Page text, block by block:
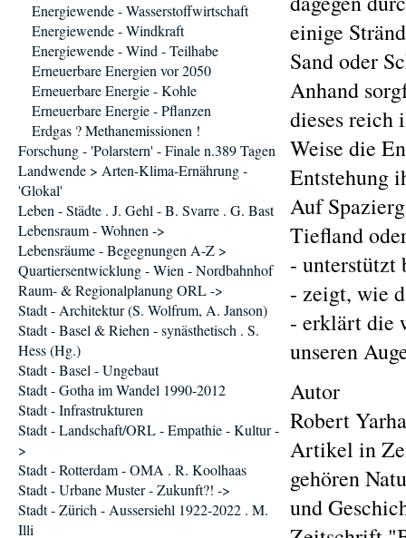
einige
Sand oder
Anhand
dieses reich
Weise die
Entstehung
Auf
Tiefland
- unterstützt
- zeigt, wie
- erklärt die
unseren
Autor
Robert
Artikel in
gehören
und
Energiewende - Wasserstoffwirtschaft
Energiewende - Windkraft
Energiewende - Wind - Teilhabe
Erneuerbare Energien vor 2050
Erneuerbare Energie - Kohle
Erneuerbare Energie - Pflanzen
Erdgas ? Methanemissionen !
Forschung - 'Polarstern' - Finale n.389 Tagen
Landwende > Arten-Klima-Ernährung -
'Glokal'
Leben - Städte . J. Gehl - B. Svarre . G. Bast
Lebensraum - Wohnen ->
Lebensräume - Begegnungen A-Z >
Quartiersentwicklung - Wien - Nordbahnhof
Raum- & Regionalplanung ORL ->
Stadt - Architektur (S. Wolfrum, A. Janson)
Stadt - Basel & Riehen - synästhetisch . S.
Hess (Hg.)
Stadt - Basel - Ungebaut
Stadt - Gotha im Wandel 1990-2012
Stadt - Infrastrukturen
Stadt - Landschaft/ORL - Empathie - Kultur -
>
Stadt - Rotterdam - OMA . R. Koolhaas
Stadt - Urbane Muster - Zukunft?! ->
Stadt - Zürich - Aussersiehl 1922-2022 . M.
Illi